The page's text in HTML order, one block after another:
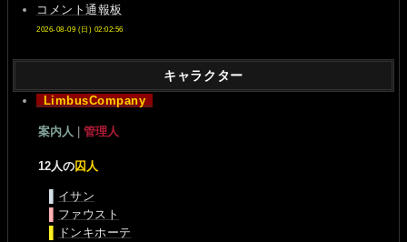
コメント通報板
2026-08-09 (日) 02:02:56
キャラクター
LimbusCompany
案内人 管理人
12人の囚人
イサン
ファウスト
ドンキホーテ